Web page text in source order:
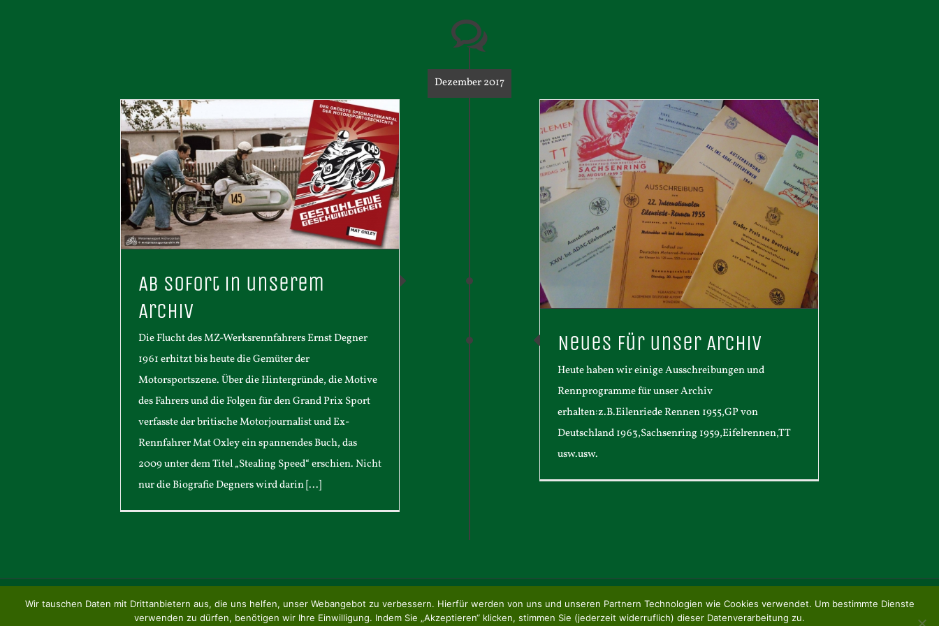
Dezember 2017
Ab sofort in unserem
Archiv
Die Flucht des MZ-Werksrennfahrers Ernst Degner
1961 erhitzt bis heute die Gemüter der
Motorsportszene. Über die Hintergründe, die Motive
des Fahrers und die Folgen für den Grand Prix Sport
verfasste der britische Motorjournalist und Ex-
Rennfahrer Mat Oxley ein spannendes Buch, das
2009 unter dem Titel „Stealing Speed“ erschien. Nicht
nur die Biografie Degners wird darin [...]
Neues für unser Archiv
Heute haben wir einige Ausschreibungen und
Rennprogramme für unser Archiv
erhalten:z.B.Eilenriede Rennen 1955,GP von
Deutschland 1963,Sachsenring 1959,Eifelrennen,TT
usw.usw.
© Copyright 2001 -2026 | Classic-Race Museum | All Rights Reserved |Datenschutz|Impressum
Wir tauschen Daten mit Drittanbietern aus, die uns helfen, unser Webangebot zu verbessern. Hierfür werden von uns und unseren Partnern Technologien wie Cookies verwendet. Um bestimmte Dienste
verwenden zu dürfen, benötigen wir Ihre Einwilligung. Indem Sie „Akzeptieren“ klicken, stimmen Sie (jederzeit widerruflich) dieser Datenverarbeitung zu.